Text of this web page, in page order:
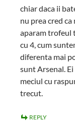
chiar daca ii
nu prea cred ca
aparam trofeul
cu 4, cum
diferenta mai
sunt Arsenal.
meciul cu
trecut.
REPLY